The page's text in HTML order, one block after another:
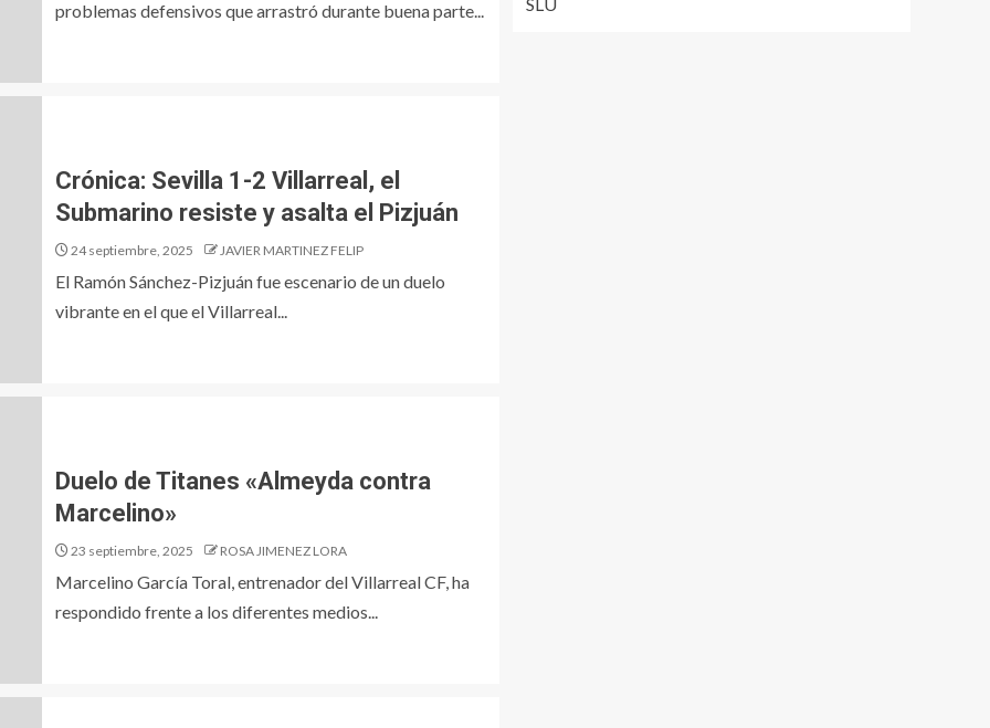
problemas defensivos que arrastró durante buena parte...
Crónica: Sevilla 1-2 Villarreal, el
Submarino resiste y asalta el Pizjuán
24 septiembre, 2025 JAVIER MARTINEZ FELIP
El Ramón Sánchez-Pizjuán fue escenario de un duelo
vibrante en el que el Villarreal...
Duelo de Titanes «Almeyda contra
Marcelino»
23 septiembre, 2025 ROSA JIMENEZ LORA
Marcelino García Toral, entrenador del Villarreal CF, ha
respondido frente a los diferentes medios...